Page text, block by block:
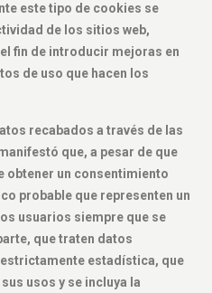
este tipo de cookies se
de los sitios web,
fin de introducir mejoras en
de uso que hacen los
recabados a través de las
que, a pesar de que
obtener un consentimiento
probable que representen un
usuarios siempre que se
que traten datos
estadística, que
usos y se incluya la